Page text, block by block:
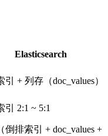
Elasticsearch
引 + 列存（doc_values）
引 2:1 ~ 5:1
倒排索引 + doc_values +